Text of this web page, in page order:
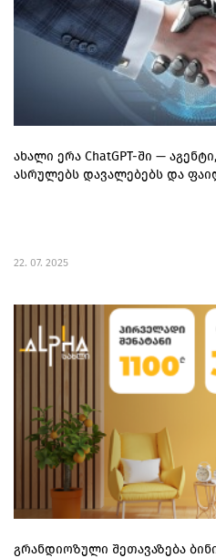
ახალი ერა ChatGPT-ში —
ასრულებს დავალებებს და
22. 07. 2025
გრანდიოზული შეთავაზება